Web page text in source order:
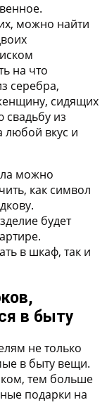
можно найти
на что
серебра,
сидящих
свадьбу из
любой вкус и
можно
как символ
будет
в шкаф, так и
в быту
не только
в быту вещи.
тем больше
подарки на